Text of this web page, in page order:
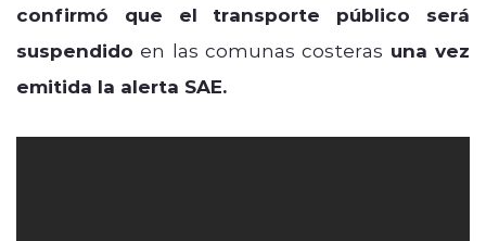
confirmó que el transporte público será
suspendido en las comunas costeras una vez
emitida la alerta SAE.